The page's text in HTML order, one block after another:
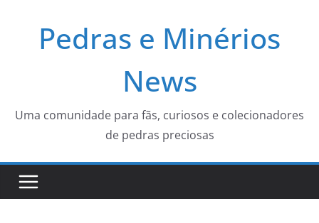
Pedras e Minérios
News
Uma comunidade para fãs, curiosos e colecionadores
de pedras preciosas